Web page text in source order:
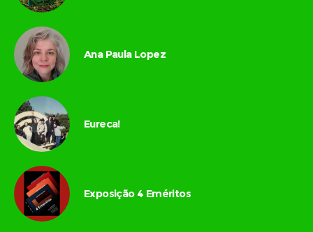
Ana Paula Lopez
Eureca!
Exposição 4 Eméritos